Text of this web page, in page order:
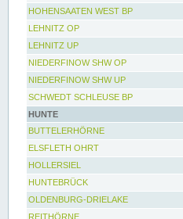
HOHENSAATEN WEST BP
LEHNITZ OP
LEHNITZ UP
NIEDERFINOW SHW OP
NIEDERFINOW SHW UP
SCHWEDT SCHLEUSE BP
HUNTE
BUTTELERHÖRNE
ELSFLETH OHRT
HOLLERSIEL
HUNTEBRÜCK
OLDENBURG-DRIELAKE
REITHÖRNE